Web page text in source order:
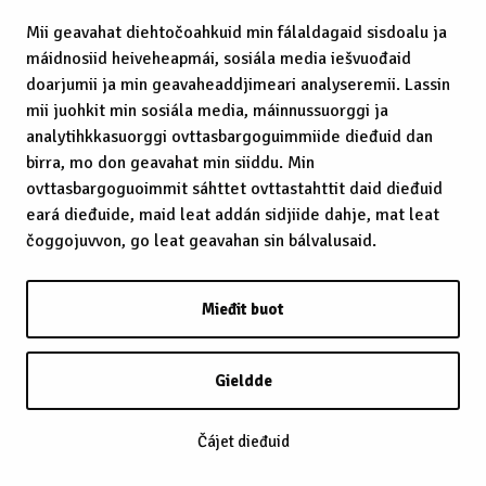
Mii geavahat diehtočoahkuid min fálaldagaid sisdoalu ja
máidnosiid heiveheapmái, sosiála media iešvuođaid
doarjumii ja min geavaheaddjimeari analyseremii. Lassin
mii juohkit min sosiála media, máinnussuorggi ja
analytihkkasuorggi ovttasbargoguimmiide dieđuid dan
birra, mo don geavahat min siiddu. Min
ovttasbargoguoimmit sáhttet ovttastahttit daid dieđuid
eará dieđuide, maid leat addán sidjiide dahje, mat leat
čoggojuvvon, go leat geavahan sin bálvalusaid.
Mieđit buot
Gieldde
Čájet dieđuid